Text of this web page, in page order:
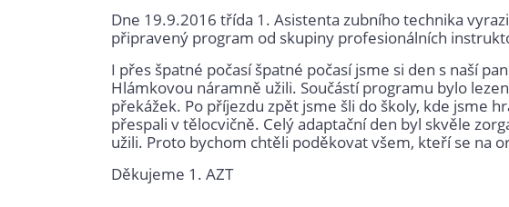
2016
Dne 19.9.2016 třída 1. Asistenta zubního technika
připravený program od skupiny profesionálních
I přes špatné počasí špatné počasí jsme si den s naší
Hlámkovou náramně užili. Součástí programu bylo
překážek. Po příjezdu zpět jsme šli do školy, kde jsme
přespali v tělocvičně. Celý adaptační den byl skvěle
užili. Proto bychom chtěli poděkovat všem, kteří se na
Děkujeme 1. AZT